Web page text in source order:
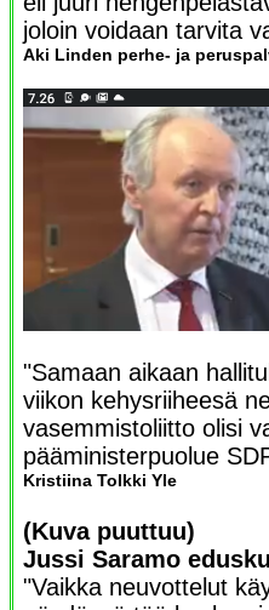
joloin voidaan tarvita
Aki Linden perhe- ja
"Samaan aikaan
viikon kehysriiheesä
vasemmistoliitto olisi
pääministerpuolue
Kristiina Tolkki Yle
(Kuva puuttuu)
Jussi Saramo
"Vaikka neuvottelut